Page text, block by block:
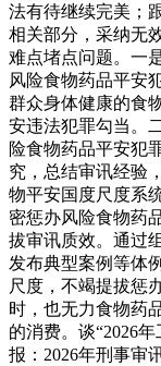
法有待继续完美；
相关部分，采纳无
难点堵点问题。一
风险食物药品平安
群众身体健康的食
安违法犯罪勾当。
险食物药品平安犯
究，总结审讯经验
物平安国度尺度系
密惩办风险食物药
拔审讯质效。通过
发布典型案例等体
尺度，不竭提拔惩
时，也无力食物药
的消费。谈“2026
报：2026年刑事审